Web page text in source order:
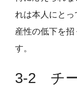
れは本人にと
産性の低下を
す。
3-2 チ